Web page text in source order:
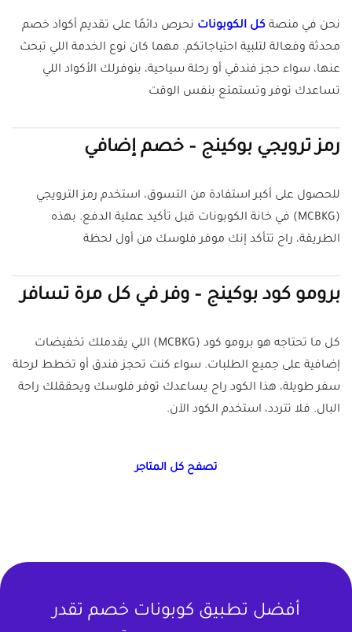
نحن في منصة كل الكوبونات نحرص دائمًا على تقديم أكواد خصم
محدثة وفعالة لتلبية احتياجاتكم. مهما كان نوع الخدمة اللي تبحث
عنها، سواء حجز فندقي أو رحلة سياحية، بنوفرلك الأكواد اللي
تساعدك توفر وتستمتع بنفس الوقت
رمز ترويجي بوكينج – خصم إضافي
للحصول على أكبر استفادة من التسوق، استخدم رمز الترويجي
(MCBKG) في خانة الكوبونات قبل تأكيد عملية الدفع. بهذه
الطريقة، راح تتأكد إنك موفر فلوسك من أول لحظة
برومو كود بوكينج – وفر في كل مرة تسافر
كل ما تحتاجه هو برومو كود (MCBKG) اللي يقدملك تخفيضات
إضافية على جميع الطلبات. سواء كنت تحجز فندق أو تخطط لرحلة
سفر طويلة، هذا الكود راح يساعدك توفر فلوسك ويحققلك راحة
البال. فلا تتردد، استخدم الكود الآن.
تصفح كل المتاجر
أفضل تطبيق كوبونات خصم تقدر